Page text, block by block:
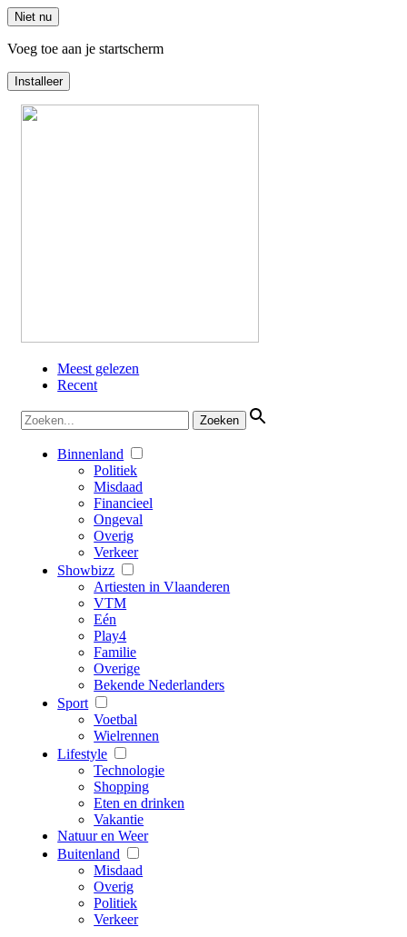
Niet nu
Voeg toe aan je startscherm
Installeer
Meest gelezen
Recent
Binnenland
Politiek
Misdaad
Financieel
Ongeval
Overig
Verkeer
Showbizz
Artiesten in Vlaanderen
VTM
Eén
Play4
Familie
Overige
Bekende Nederlanders
Sport
Voetbal
Wielrennen
Lifestyle
Technologie
Shopping
Eten en drinken
Vakantie
Natuur en Weer
Buitenland
Misdaad
Overig
Politiek
Verkeer